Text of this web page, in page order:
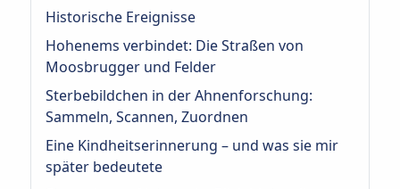
Historische Ereignisse
Hohenems verbindet: Die Straßen von
Moosbrugger und Felder
Sterbebildchen in der Ahnenforschung:
Sammeln, Scannen, Zuordnen
Eine Kindheitserinnerung – und was sie mir
später bedeutete